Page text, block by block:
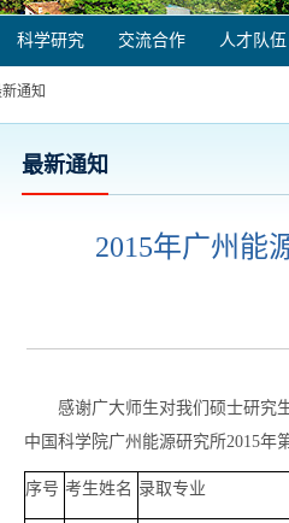
科学研究 交流合作 人才队伍
通知
最新通知
2015年广州能
感谢广大师生对我们硕士研究
中国科学院广州能源研究所2015年
序号 考生姓名 录取专业